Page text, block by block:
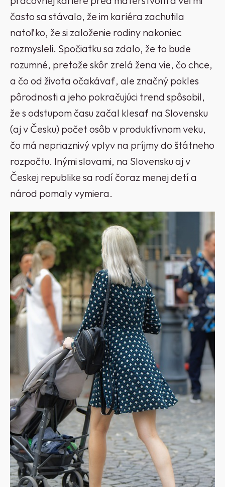
často sa stávalo, že im kariéra zachutila
natoľko, že si založenie rodiny nakoniec
rozmysleli. Spočiatku sa zdalo, že to bude
rozumné, pretože skôr zrelá žena vie, čo chce,
a čo od života očakávať, ale značný pokles
pôrodnosti a jeho pokračujúci trend spôsobil,
že s odstupom času začal klesať na Slovensku
(aj v Česku) počet osôb v produktívnom veku,
čo má nepriaznivý vplyv na príjmy do štátneho
rozpočtu. Inými slovami, na Slovensku aj v
Českej republike sa rodí čoraz menej detí a
národ pomaly vymiera.